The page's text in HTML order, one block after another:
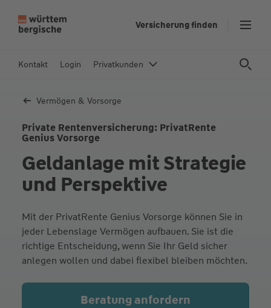
In
Versicherung finden
Kontakt Login Privatkunden
Vermögen & Vorsorge
Private Renten­versicherung: PrivatRente
Genius Vorsorge
Geldanlage mit Strategie
und Perspektive
Mit der PrivatRente Genius Vorsorge können Sie in
jeder Lebenslage Vermögen aufbauen. Sie ist die
richtige Entscheidung, wenn Sie Ihr Geld sicher
anlegen wollen und dabei flexibel bleiben möchten.
Beratung anfordern
Vorsorge